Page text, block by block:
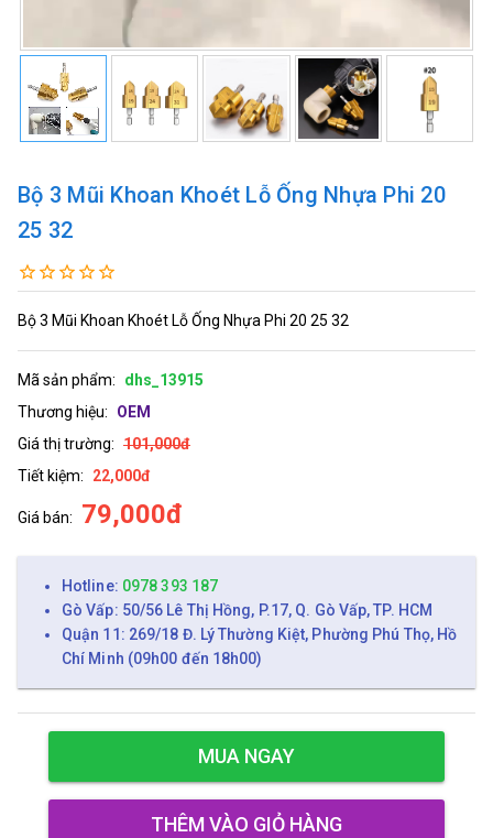
Bộ 3 Mũi Khoan Khoét Lỗ Ống Nhựa Phi 20
25 32
Bộ 3 Mũi Khoan Khoét Lỗ Ống Nhựa Phi 20 25 32
Mã sản phẩm:
dhs_13915
Thương hiệu:
OEM
Giá thị trường: 101,000đ
Tiết kiệm:
22,000đ
Giá bán: 79,000đ
Hotline: 0978 393 187
Gò Vấp: 50/56 Lê Thị Hồng, P.17, Q. Gò Vấp, TP. HCM
Quận 11: 269/18 Đ. Lý Thường Kiệt, Phường Phú Thọ, Hồ
Chí Minh (09h00 đến 18h00)
MUA NGAY
THÊM VÀO GIỎ HÀNG